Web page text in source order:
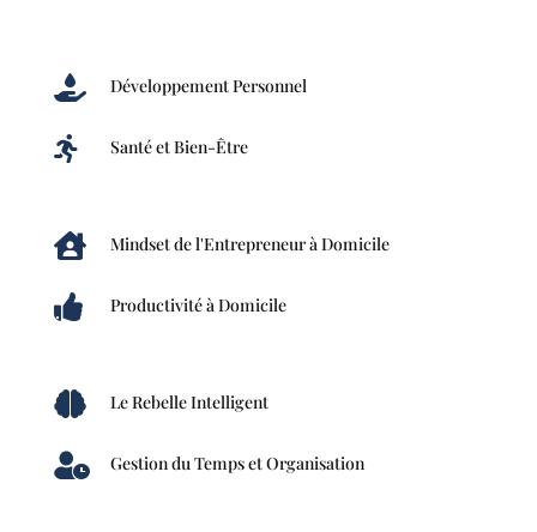
 Développement Personnel
 Santé et Bien-Être
 Mindset de l'Entrepreneur à Domicile
 Productivité à Domicile
 Le Rebelle Intelligent
 Gestion du Temps et Organisation